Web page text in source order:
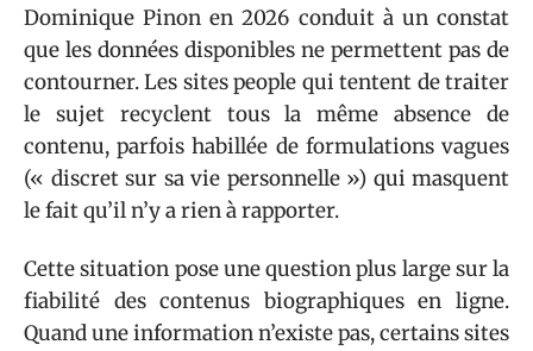
Dominique Pinon en 2026 conduit à un constat
que les données disponibles ne permettent pas de
contourner. Les sites people qui tentent de traiter
le sujet recyclent tous la même absence de
contenu, parfois habillée de formulations vagues
(« discret sur sa vie personnelle ») qui masquent
le fait qu’il n’y a rien à rapporter.
Cette situation pose une question plus large sur la
fiabilité des contenus biographiques en ligne.
Quand une information n’existe pas, certains sites